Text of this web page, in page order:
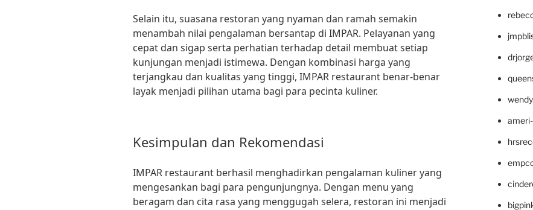
Selain itu, suasana restoran yang nyaman dan ramah semakin
menambah nilai pengalaman bersantap di IMPAR. Pelayanan yang
cepat dan sigap serta perhatian terhadap detail membuat setiap
kunjungan menjadi istimewa. Dengan kombinasi harga yang
terjangkau dan kualitas yang tinggi, IMPAR restaurant benar-benar
layak menjadi pilihan utama bagi para pecinta kuliner.
Kesimpulan dan Rekomendasi
IMPAR restaurant berhasil menghadirkan pengalaman kuliner yang
mengesankan bagi para pengunjungnya. Dengan menu yang
beragam dan cita rasa yang menggugah selera, restoran ini menjadi